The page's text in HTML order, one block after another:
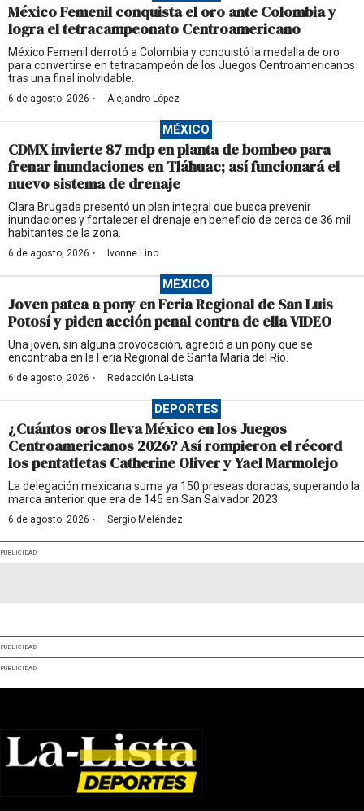
México Femenil conquista el oro ante Colombia y
logra el tetracampeonato Centroamericano
México Femenil derrotó a Colombia y conquistó la medalla de oro
para convertirse en tetracampeón de los Juegos Centroamericanos
tras una final inolvidable.
6 de agosto, 2026 · Alejandro López
MÉXICO
CDMX invierte 87 mdp en planta de bombeo para
frenar inundaciones en Tláhuac; así funcionará el
nuevo sistema de drenaje
Clara Brugada presentó un plan integral que busca prevenir
inundaciones y fortalecer el drenaje en beneficio de cerca de 36 mil
habitantes de la zona.
6 de agosto, 2026 · Ivonne Lino
MÉXICO
Joven patea a pony en Feria Regional de San Luis
Potosí y piden acción penal contra de ella VIDEO
Una joven, sin alguna provocación, agredió a un pony que se
encontraba en la Feria Regional de Santa María del Río.
6 de agosto, 2026 · Redacción La-Lista
DEPORTES
¿Cuántos oros lleva México en los Juegos
Centroamericanos 2026? Así rompieron el récord
los pentatletas Catherine Oliver y Yael Marmolejo
La delegación mexicana suma ya 150 preseas doradas, superando la
marca anterior que era de 145 en San Salvador 2023.
6 de agosto, 2026 · Sergio Meléndez
PUBLICIDAD
PUBLICIDAD
PUBLICIDAD